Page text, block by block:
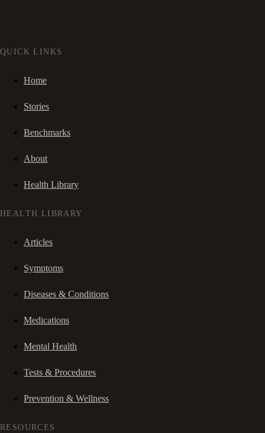
QUICK LINKS
Home
Stories
Benchmarks
About
Health Library
HEALTH LIBRARY
Articles
Symptoms
Diseases & Conditions
Medications
Mental Health
Tests & Procedures
Prevention & Wellness
RESOURCES